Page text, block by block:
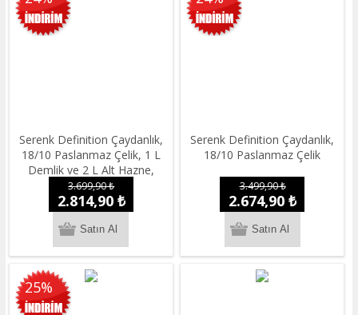
Serenk Definition Çaydanlık,
18/10 Paslanmaz Çelik, 1 L
Demlik ve 2 L Alt Hazne,
İndüksiyon Uyumlu, Siyah
3.699,90 ₺
2.814,90 ₺
Serenk Definition Çaydanlık,
18/10 Paslanmaz Çelik
3.499,90 ₺
2.674,90 ₺
25%